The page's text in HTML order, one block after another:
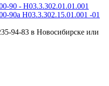
90 - H03.3.302.01.01.001
90а H03.3.302.15.01.001 -01
94-83 в Новосибирске или